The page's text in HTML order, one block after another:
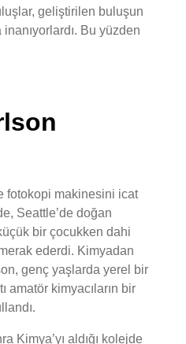
geliştirilen buluşun
inanıyorlardı. Bu yüzden
fotokopi makinesini icat
Seattle’de doğan
bir çocukken dahi
ederdi. Kimyadan
genç yaşlarda yerel bir
amatör kimyacıların bir
Kimya’yı aldığı kolejde